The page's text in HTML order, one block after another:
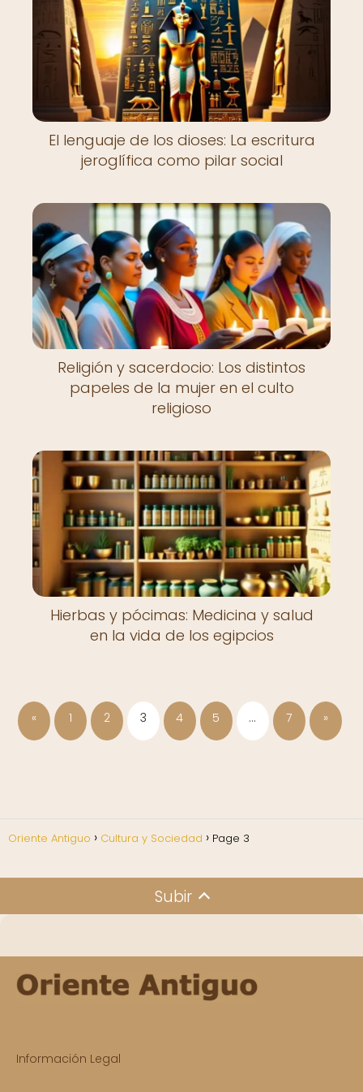
El lenguaje de los dioses: La escritura
jeroglífica como pilar social
Religión y sacerdocio: Los distintos
papeles de la mujer en el culto
religioso
Hierbas y pócimas: Medicina y salud
en la vida de los egipcios
« 1 2 3 4 5 … 7 »
Oriente Antiguo Cultura y Sociedad Page 3
Subir
Información Legal